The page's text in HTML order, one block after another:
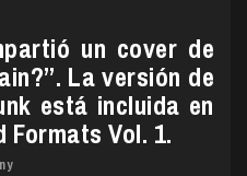
un cover de
La versión de
está incluida en
Formats Vol. 1.